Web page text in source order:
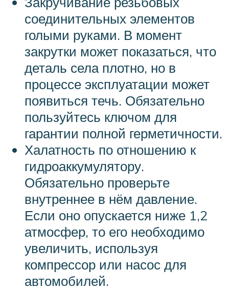
соединительных элементов
голыми руками. В момент
закрутки может показаться, что
деталь села плотно, но в
процессе эксплуатации может
появиться течь. Обязательно
пользуйтесь ключом для
гарантии полной герметичности.
Халатность по отношению к
гидроаккумулятору.
Обязательно проверьте
внутреннее в нём давление.
Если оно опускается ниже 1,2
атмосфер, то его необходимо
увеличить, используя
компрессор или насос для
автомобилей.